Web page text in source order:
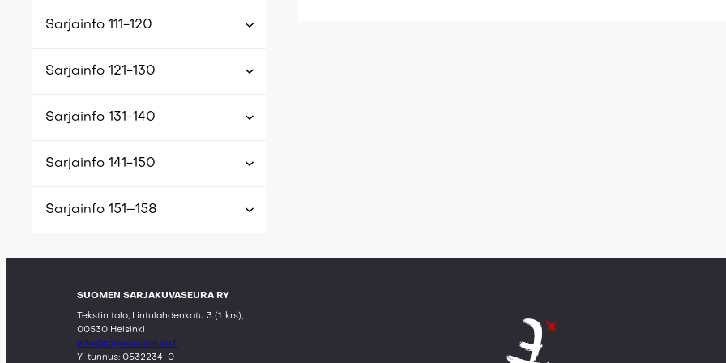
Sarjainfo 111-120
Sarjainfo 121-130
Sarjainfo 131-140
Sarjainfo 141-150
Sarjainfo 151–158
SUOMEN SARJAKUVASEURA RY
Tekstin talo, Lintulahdenkatu 3 (1. krs),
00530 Helsinki
info@sarjakuvaseura.fi
Y-tunnus: 0532234-0